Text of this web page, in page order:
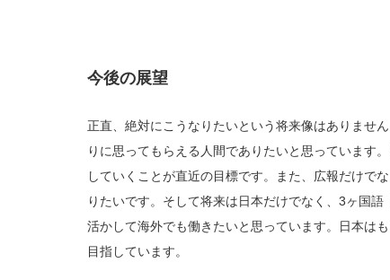
今後の展望
正直、絶対にこうなりたいという将来像はありませ
りに思ってもらえる人間でありたいと思っています
していくことが直近の目標です。また、広報だけで
りたいです。そして将来は日本だけでなく、3ヶ国
活かして海外でも働きたいと思っています。日本は
目指しています。